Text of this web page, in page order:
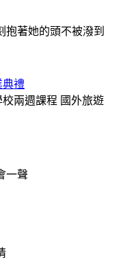
抱著她的頭不被潑到
典禮
校兩週課程 國外旅遊
一聲